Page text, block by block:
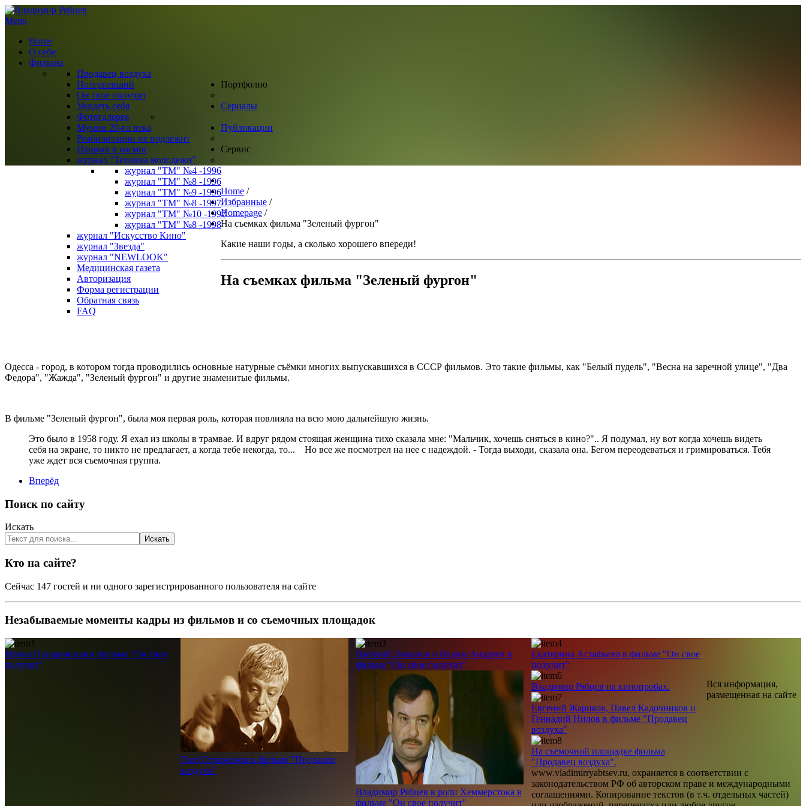
Menu
Home
О себе
Фильмы
Продавец воздуха
Потерпевший
Он свое получит
Увидеть себя
Портфолио
Фотогалерея
Сериалы
Мумии 20-го века
Реабилитации не подлежит
Прорыв в космос
Публикации
журнал "Техника молодежи"
журнал "ТМ" №4 -1996
журнал "ТМ" №8 -1996
журнал "ТМ" №9 -1996
журнал "ТМ" №8 -1997
журнал "ТМ" №10 -1997
журнал "ТМ" №8 -1998
журнал "Искусство Кино"
журнал "Звезда"
журнал "NEWLOOK"
Медицинская газета
Сервис
Авторизация
Форма регистрации
Обратная связь
FAQ
Home /
Избранные /
Homepage /
На съемках фильма "Зеленый фургон"
Какие наши годы, а сколько хорошего впереди!
На съемках фильма "Зеленый фургон"
Одесса - город, в котором тогда проводились основные натурные съёмки многих выпускавшихся в СССР фильмов. Это такие фильмы, как "Белый пудель", "Весна на заречной улице", "Два
Федора", "Жажда", "Зеленый фургон" и другие знаменитые фильмы.
В фильме "Зеленый фургон", была моя первая роль, которая повлияла на всю мою дальнейшую жизнь.
Это было в 1958 году. Я ехал из школы в трамвае. И вдруг рядом стоящая женщина тихо сказала мне: "Мальчик, хочешь сняться в кино?".. Я подумал, ну вот когда хочешь видеть
себя на экране, то никто не предлагает, а когда тебе некогда, то... Но все же посмотрел на нее с надеждой. - Тогда выходи, сказала она. Бегом переодеваться и гримироваться. Тебя
уже ждет вся съемочная группа.
Вперёд
Поиск по сайту
Искать
Искать
Кто на сайте?
Сейчас 147 гостей и ни одного зарегистрированного пользователя на сайте
Незабываемые моменты кадры из фильмов и со съемочных площадок
Ирина Понаровская в фильме "Он свое
получит"
Глеб Стриженов в фильме "Продавец
воздуха"
Василий Ливанов и Вадим Андреев в
фильме "Он свое получит"
Екатерина Астафьева в фильме "Он свое
получит"
Владимир Рябцев в роли Хеммерстока в
фильме "Он свое получит"
Владимир Рябцев на кинопробах.
Евгений Жариков, Павел Кадочников и
Геннадий Нилов в фильме "Продавец
воздуха"
На съемочной площадке фильма
"Продавец воздуха".
Вся информация,
размещенная на сайте
www.vladimirryabtsev.ru, охраняется в соответствии с
законодательством РФ об авторском праве и международными
соглашениями. Копирование текстов (в т.ч. отдельных частей)